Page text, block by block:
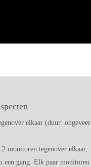
elkaar (duur: ongeveer
monitoren tegenover elkaar,
een gang. Elk paar monitoren